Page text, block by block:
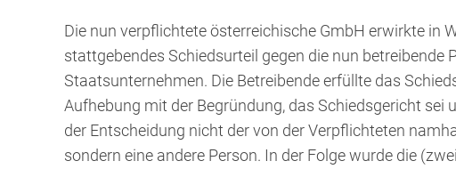
Die nun verpflichtete österreichische GmbH erwirkte in
stattgebendes Schiedsurteil gegen die nun betreibende
Staatsunternehmen. Die Betreibende erfüllte das
Aufhebung mit der Begründung, das Schiedsgericht
der Entscheidung nicht der von der Verpflichteten
sondern eine andere Person. In der Folge wurde die